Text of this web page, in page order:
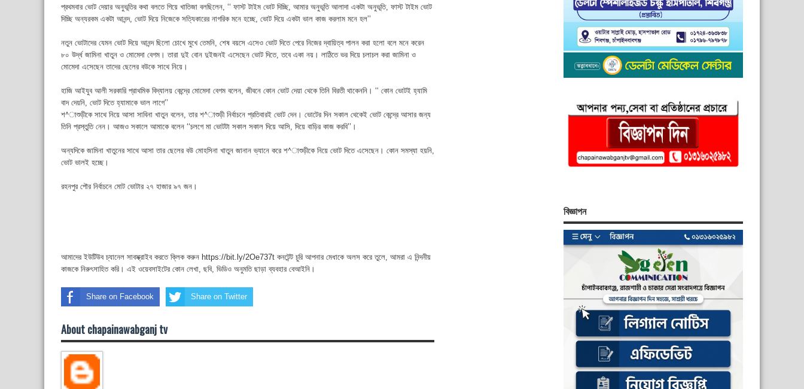
প্রথমবার ভোট দেয়ার অনুভূতির কথা বলতে গিয়ে খাতিজা বলছিলেন, ‘‘ ফাস্ট টাইম ভোট দিচ্ছি, আমার অনুভূতি আলাদা একটা অনুভূতি, ফাস্ট টাইম ভোট
দিচ্ছি অন্যরকম একটা আনন্দ, ভোট দিয়ে নিজেকে সত্যিকারের নাগরিক মনে হচ্ছে, ভোট দিয়ে একটা ভাল কাজ করলাম মনে হল’’
নতুন ভোটাদের যেমন ভোট দিয়ে আনন্দ ছিলো চোখে মুখে তেমনি, শেষ বয়সে এসেও ভোট দিতে পেরে নিজের দ্বায়িত্ব পালন করা হলো বলে মনে করেন
৮০ উর্দ্ধ জামিনা খাতুন ও মোমেদা বেগম। তারা দুই বোন দুইজনই এসেছেন ভোট দিতে, তবে একা নয়। লাঠিতে ভর দিয়ে চলাচল করা জামিনা ও
মোমেদা এসেছেন তাদের ছেলের বউকে সাথে নিয়ে।
হাজি আইযুব আলী সরকারি প্রাথমিক বিদ্যালয় কেন্দ্রে মোমেদা বেগম বলেন, জীবনে কোন ভোট দেয়া থেকে তিনি বিরতী থাকেননি। ‘‘ কোন ভোটই হ্যামি
বাদ দেয়নি, ভোট দিতে হ্যামাকে ভাল লাগে’’
শ^াশুড়ীকে সাথে নিয়ে আসা সাবিনা খাতুন বলেন, তার শ^াশুড়ী নির্বাচনে প্রতিবারই ভোট দেন। ভোটের দিন সকাল থেকেই ভোট কেন্দ্রে আসার জন্য
তিনি প্রস্তুতি নেন। আজও সকালে আমাকে বলেন ‘‘চলগে মা ভোটটা সকাল সকাল দিয়ে আসি, দিয়ে বাড়ির কাজ করবি’’।
অন্যদিকে জামিনা খাতুনের সাথে আসা তার ছেলের বউ মোহসিনা খাতুন জানান ভ্যানে করে শ^াশুড়ীকে নিয়ে ভোট দিতে এসেছেন। কোন সমস্যা হয়নি,
ভোট ভালই হচ্ছে।
রহনপুর পৌর নির্বাচনে মোট ভোটার ২৭ হাজার ৯৭ জন।
আমাদের ইউটিউব চ্যানেল সাবস্ক্রাইব করতে ক্লিক করুন https://bit.ly/2Oe737t কনটেন্ট চুরি আপনার মেধাকে অলস করে তুলে, আমরা এ নিন্দনীয়
কাজকে নিরুৎসাহিত করি। এই ওয়েবসাইটের কোন লেখা, ছবি, ভিডিও অনুমতি ছাড়া ব্যবহার বেআইনি।
Share on Facebook Share on Twitter
About chapainawabganj tv
বিজ্ঞাপন